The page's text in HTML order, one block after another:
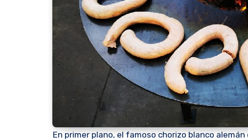
En primer plano, el famoso chorizo blanco